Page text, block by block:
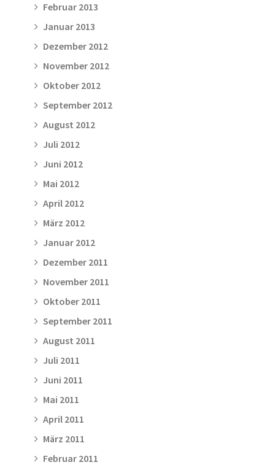
Februar 2013
Januar 2013
Dezember 2012
November 2012
Oktober 2012
September 2012
August 2012
Juli 2012
Juni 2012
Mai 2012
April 2012
März 2012
Januar 2012
Dezember 2011
November 2011
Oktober 2011
September 2011
August 2011
Juli 2011
Juni 2011
Mai 2011
April 2011
März 2011
Februar 2011